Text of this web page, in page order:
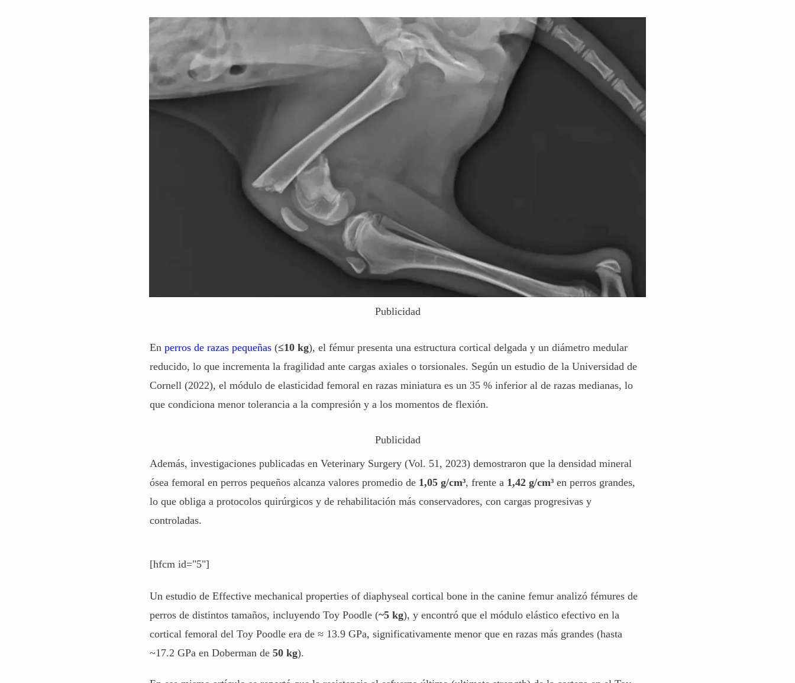
Publicidad
En perros de razas pequeñas (≤10 kg), el fémur presenta una estructura cortical delgada y un diámetro medular
reducido, lo que incrementa la fragilidad ante cargas axiales o torsionales. Según un estudio de la Universidad de
Cornell (2022), el módulo de elasticidad femoral en razas miniatura es un 35 % inferior al de razas medianas, lo
que condiciona menor tolerancia a la compresión y a los momentos de flexión.
Publicidad
Además, investigaciones publicadas en Veterinary Surgery (Vol. 51, 2023) demostraron que la densidad mineral
ósea femoral en perros pequeños alcanza valores promedio de 1,05 g/cm³, frente a 1,42 g/cm³ en perros grandes,
lo que obliga a protocolos quirúrgicos y de rehabilitación más conservadores, con cargas progresivas y
controladas.
[hfcm id="5"]
Un estudio de Effective mechanical properties of diaphyseal cortical bone in the canine femur analizó fémures de
perros de distintos tamaños, incluyendo Toy Poodle (~5 kg), y encontró que el módulo elástico efectivo en la
cortical femoral del Toy Poodle era de ≈ 13.9 GPa, significativamente menor que en razas más grandes (hasta
~17.2 GPa en Doberman de 50 kg).